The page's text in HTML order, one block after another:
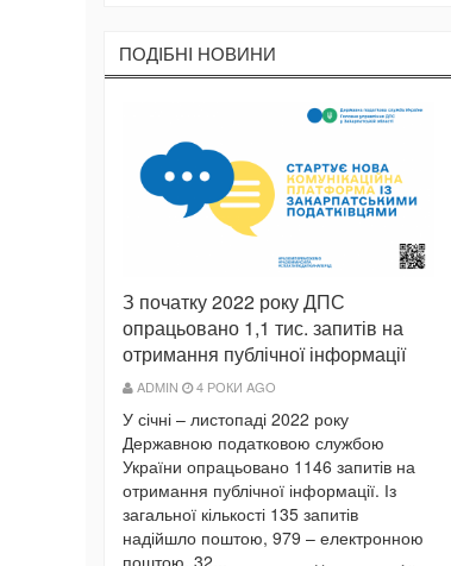
ПОДIБНI НОВИНИ
З початку 2022 року ДПС
опрацьовано 1,1 тис. запитів на
отримання публічної інформації
ADMIN 4 РОКИ AGO
У січні – листопаді 2022 року
Державною податковою службою
України опрацьовано 1146 запитів на
отримання публічної інформації. Із
загальної кількості 135 запитів
надійшло поштою, 979 – електронною